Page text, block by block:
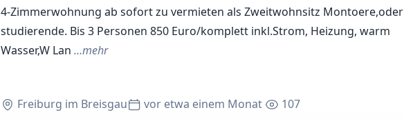
4-Zimmerwohnung ab sofort zu vermieten als Zweitwohnsitz Montoere,oder
studierende. Bis 3 Personen 850 Euro/komplett inkl.Strom, Heizung, warm
Wasser,W Lan …mehr
Freiburg im Breisgau vor etwa einem Monat 107